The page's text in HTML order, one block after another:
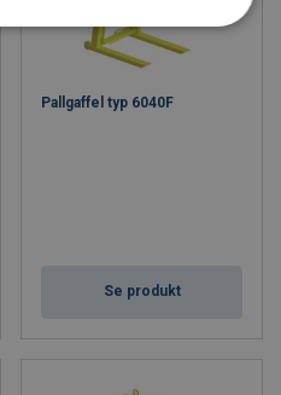
Pallgaffel typ 6040F
Se produkt